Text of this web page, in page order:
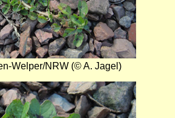
Welper/NRW (© A. Jagel)